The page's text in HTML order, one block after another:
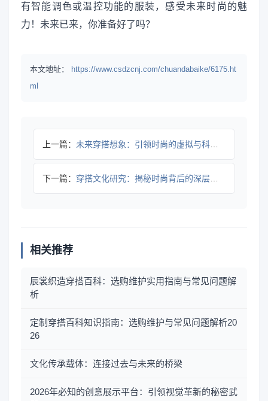
有智能调色或温控功能的服装，感受未来时尚的魅
力！未来已来，你准备好了吗？
本文地址：
https://www.csdzcnj.com/chuandabaike/6175.ht
ml
上一篇： 未来穿搭想象：引领时尚的虚拟与科技融合新纪元
下一篇： 穿搭文化研究：揭秘时尚背后的深层逻辑
相关推荐
辰裳织造穿搭百科：选购维护实用指南与常见问题解
析
定制穿搭百科知识指南：选购维护与常见问题解析20
26
文化传承载体：连接过去与未来的桥梁
2026年必知的创意展示平台：引领视觉革新的秘密武